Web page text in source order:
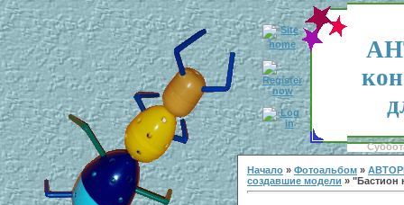
Начало » Фотоальбом »
создавшие модели » "Бастион